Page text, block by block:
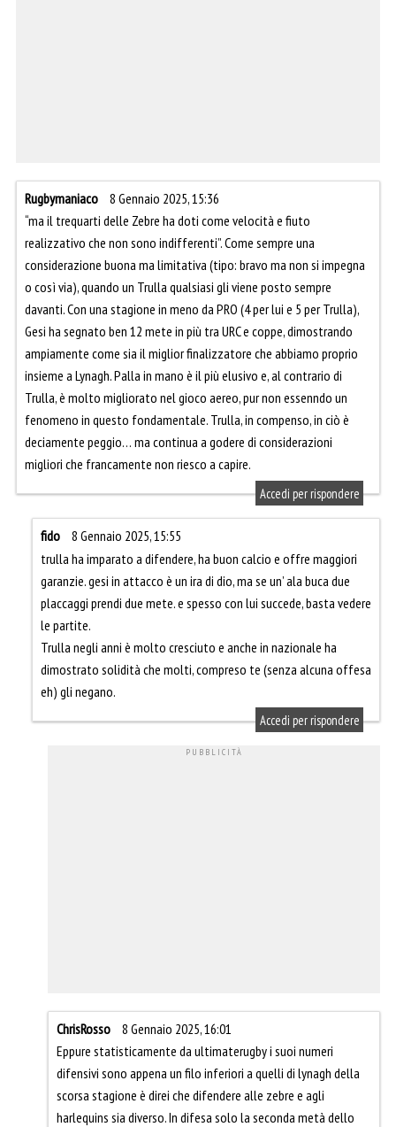
Rugbymaniaco
8 Gennaio 2025, 15:36
“ma il trequarti delle Zebre ha doti come velocità e fiuto
realizzativo che non sono indifferenti”. Come sempre una
considerazione buona ma limitativa (tipo: bravo ma non si impegna
o così via), quando un Trulla qualsiasi gli viene posto sempre
davanti. Con una stagione in meno da PRO (4 per lui e 5 per Trulla),
Gesi ha segnato ben 12 mete in più tra URC e coppe, dimostrando
ampiamente come sia il miglior finalizzatore che abbiamo proprio
insieme a Lynagh. Palla in mano è il più elusivo e, al contrario di
Trulla, è molto migliorato nel gioco aereo, pur non essenndo un
fenomeno in questo fondamentale. Trulla, in compenso, in ciò è
deciamente peggio… ma continua a godere di considerazioni
migliori che francamente non riesco a capire.
Accedi per rispondere
fido
8 Gennaio 2025, 15:55
trulla ha imparato a difendere, ha buon calcio e offre maggiori
garanzie. gesi in attacco è un ira di dio, ma se un’ ala buca due
placcaggi prendi due mete. e spesso con lui succede, basta vedere
le partite.
Trulla negli anni è molto cresciuto e anche in nazionale ha
dimostrato solidità che molti, compreso te (senza alcuna offesa
eh) gli negano.
Accedi per rispondere
ChrisRosso
8 Gennaio 2025, 16:01
Eppure statisticamente da ultimaterugby i suoi numeri
difensivi sono appena un filo inferiori a quelli di lynagh della
scorsa stagione è direi che difendere alle zebre e agli
harlequins sia diverso. In difesa solo la seconda metà dello